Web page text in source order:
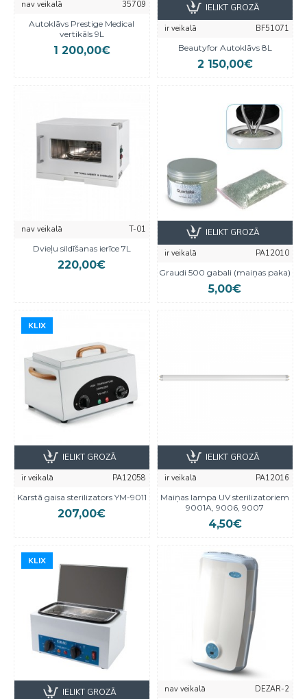
nav veikalā
35709
Autoklāvs Prestige Medical
vertikāls 9L
1 200,00€
ir veikalā
BF51071
Beautyfor Autoklāvs 8L
2 150,00€
IELIKT GROZĀ
nav veikalā
T-01
Dvieļu sildīšanas ierīce 7L
220,00€
ir veikalā
PA12010
Graudi 500 gabali (maiņas paka)
5,00€
IELIKT GROZĀ
KLIX
KLIX
ir veikalā
PA12058
Karstā gaisa sterilizators YM-9011
207,00€
IELIKT GROZĀ
ir veikalā
PA12016
Maiņas lampa UV sterilizatoriem
9001A, 9006, 9007
4,50€
IELIKT GROZĀ
KLIX
KLIX
IELIKT GROZĀ nav veikalā
DEZAR-2